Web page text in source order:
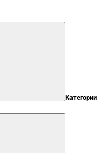
Категории